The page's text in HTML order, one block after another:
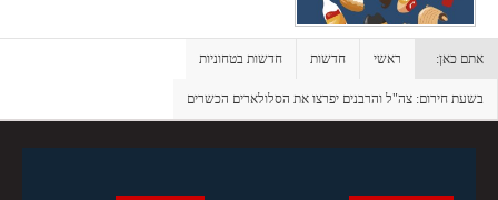
אתם כאן: ראשי חדשות חדשות בטחוניות
בשעת חירום: צה"ל והרבנים יפרצו את הסלולארים הכשרים